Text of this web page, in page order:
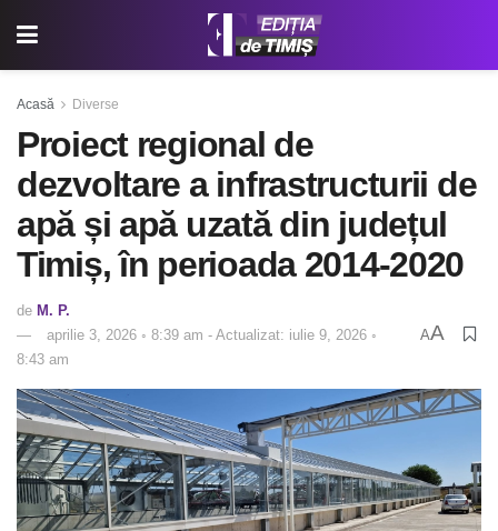
Acasă Diverse
Proiect regional de
dezvoltare a infrastructurii de
apă și apă uzată din județul
Timiș, în perioada 2014-2020
de M. P.
aprilie 3, 2026 ◦ 8:39 am - Actualizat: iulie 9, 2026 ◦
8:43 am
AA